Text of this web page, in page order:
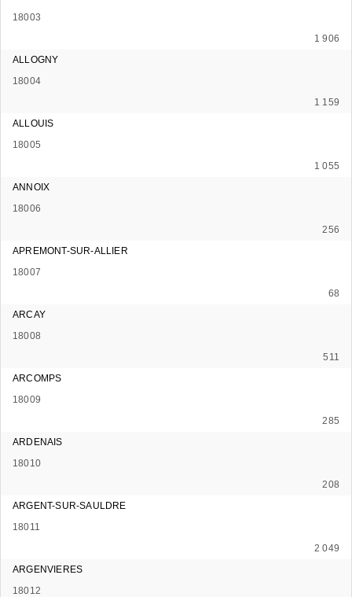
18003
1 906
ALLOGNY
18004
1 159
ALLOUIS
18005
1 055
ANNOIX
18006
256
APREMONT-SUR-ALLIER
18007
68
ARCAY
18008
511
ARCOMPS
18009
285
ARDENAIS
18010
208
ARGENT-SUR-SAULDRE
18011
2 049
ARGENVIERES
18012